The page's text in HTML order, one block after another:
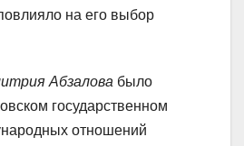
на его выбор
Абзалова было
государственном
отношений